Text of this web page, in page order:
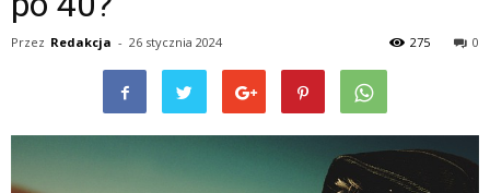
Przez Redakcja - 26 stycznia 2024 0
275